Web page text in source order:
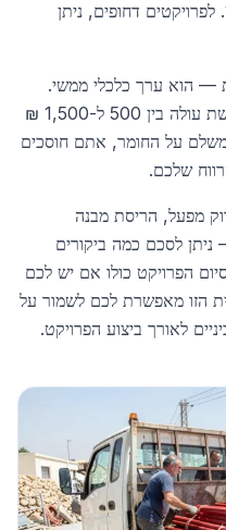
מאשרים — לרוב בין 7:00 ל-18:00. לפרויקטים דחופים, ניתן
— הוא ערך כלכלי ממשי.
שכירת רכב כבד להובלת חצי טון נחושת עולה בין 500 ל-1,500 ₪
על החומר, אתם חוסכים
שלכם.
מפעל, הריסת מבנה
ניתן לסכם כמה ביקורים
הפרויקט כולו אם יש לכם
הזו מאפשרת לכם לשמור על
לאורך ביצוע הפרויקט.